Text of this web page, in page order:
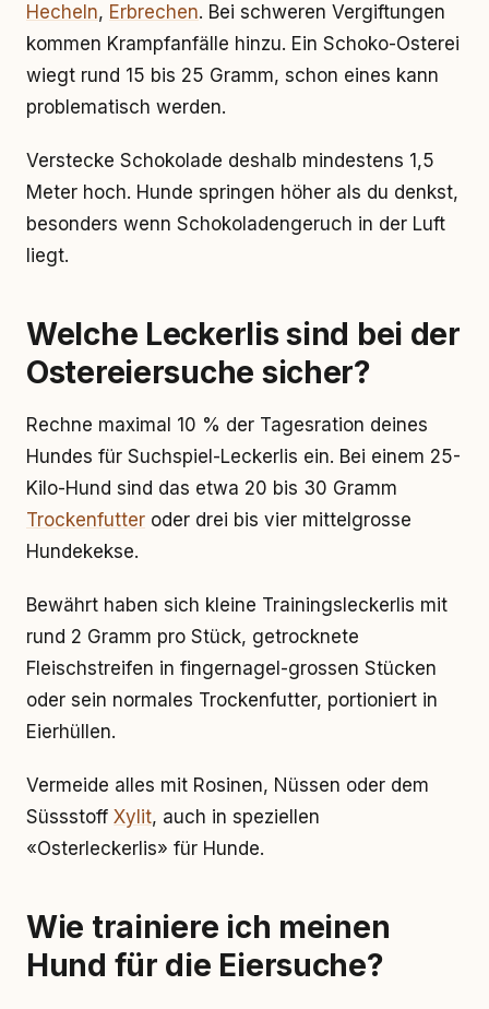
Hecheln, Erbrechen. Bei schweren Vergiftungen
kommen Krampfanfälle hinzu. Ein Schoko-Osterei
wiegt rund 15 bis 25 Gramm, schon eines kann
problematisch werden.
Verstecke Schokolade deshalb mindestens 1,5
Meter hoch. Hunde springen höher als du denkst,
besonders wenn Schokoladengeruch in der Luft
liegt.
Welche Leckerlis sind bei der
Ostereiersuche sicher?
Rechne maximal 10 % der Tagesration deines
Hundes für Suchspiel-Leckerlis ein. Bei einem 25-
Kilo-Hund sind das etwa 20 bis 30 Gramm
Trockenfutter oder drei bis vier mittelgrosse
Hundekekse.
Bewährt haben sich kleine Trainingsleckerlis mit
rund 2 Gramm pro Stück, getrocknete
Fleischstreifen in fingernagel-grossen Stücken
oder sein normales Trockenfutter, portioniert in
Eierhüllen.
Vermeide alles mit Rosinen, Nüssen oder dem
Süssstoff Xylit, auch in speziellen
«Osterleckerlis» für Hunde.
Wie trainiere ich meinen
Hund für die Eiersuche?